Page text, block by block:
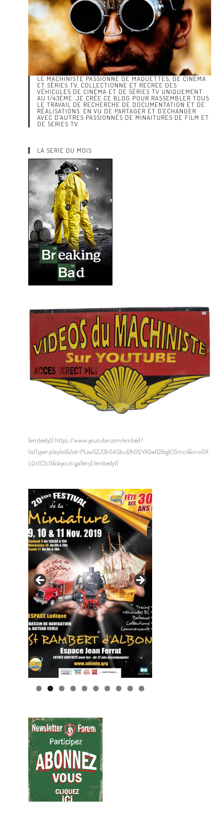
LE MACHINISTE PASSIONNÉ DE MAQUETTES, DE CINÉMA
ET SÉRIES TV, COLLECTIONNE ET RECRÉE DES
VÉHICULES DE CINÉMA ET DE SÉRIES TV UNIQUEMENT
AU 1/43ÈME. JE CRÉE CE BLOG POUR RASSEMBLER TOUS
LE TRAVAIL DE RECHERCHE DE DOCUMENTATION ET DE
RÉALISATIONS. EN VU DE PARTAGER ET D'ECHANGER
AVEC D'AUTRES PASSIONNÉS DE MINAITURES DE FILM ET
DE SERIES TV.
LA SERIE DU MOIS
[embedyt] https://www.youtube.com/embed?
listType=playlist&list=PLsw5ZJ3hGASbul2h0QYA5xdQ9sg1C6mc4&v=o0A
LQc1C2c0&layout=gallery[/embedyt]